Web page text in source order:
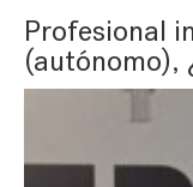
Profesional
(autónomo),